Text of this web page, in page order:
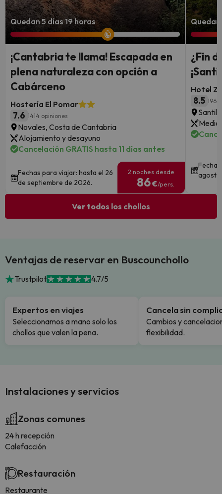
Quedan 5 días 19 horas
¡Cantabria te llama! Escapada en
plena naturaleza con opción a
Cabárceno
Hostería El Pomar
7.6 1414 opiniones
Novales, Costa de Cantabria
Alojamiento y desayuno
Cancelación GRATIS hasta 11 días antes
Fechas para viajar: hasta el 26
de septiembre de 2026.
2 noches desde
86€/pers.
Quedan
¿Fin
Hotel
8.5
Media
agosto
Ver todos los chollos
Ventajas de reservar en Buscounchollo
Trustpilot 4.7/5
Expertos en viajes
Seleccionamos a mano solo los
chollos que valen la pena.
Cancela sin
Cambios y
flexibilidad.
Instalaciones y servicios
Zonas comunes
24 h recepción
Calefacción
Restauración
Restaurante